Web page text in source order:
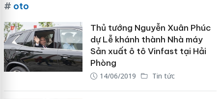
# oto
Thủ tướng Nguyễn Xuân Phúc
dự Lễ khánh thành Nhà máy
Sản xuất ô tô Vinfast tại Hải
Phòng
14/06/2019 Tin tức